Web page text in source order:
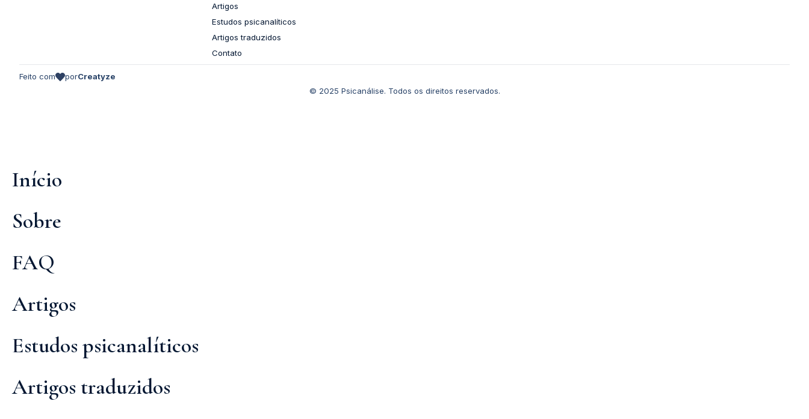
Artigos
Estudos psicanalíticos
Artigos traduzidos
Contato
Feito com porCreatyze
© 2025 Psicanálise. Todos os direitos reservados.
Início
Sobre
FAQ
Artigos
Estudos psicanalíticos
Artigos traduzidos